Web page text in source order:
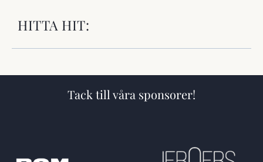
HITTA HIT:
Tack till våra sponsorer!